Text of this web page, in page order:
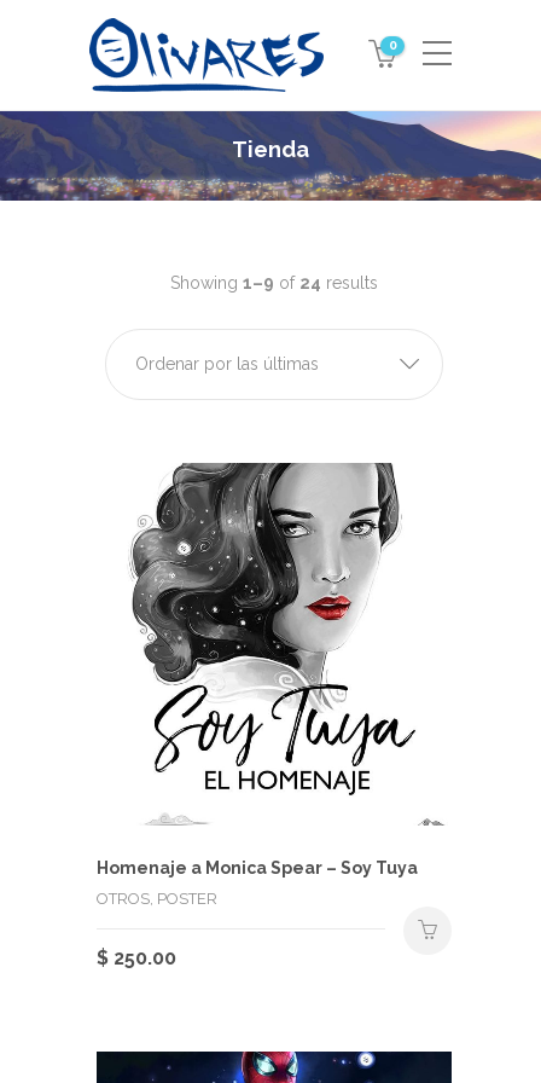
0
Tienda
Showing 1–9 of 24 results
Ordenar por las últimas
Homenaje a Monica Spear – Soy Tuya
OTROS, POSTER
$ 250.00Este
variantes.